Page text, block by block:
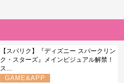
【スパリク】『ディズニー スパークリン
ク・スターズ』メインビジュアル解禁！
ス...
GAME&APP